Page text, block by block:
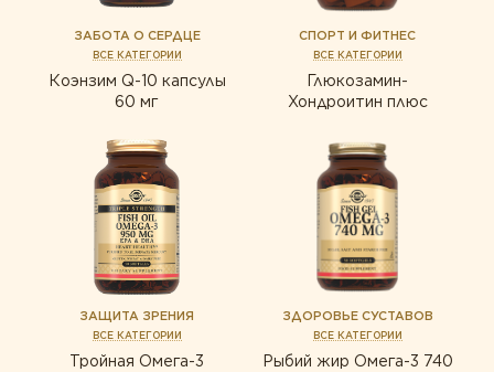
ЗАБОТА О СЕРДЦЕ
ВСЕ КАТЕГОРИИ
Коэнзим Q-10 капсулы
60 мг
СПОРТ И ФИТНЕС
ВСЕ КАТЕГОРИИ
Глюкозамин-
Хондроитин плюс
ЗАЩИТА ЗРЕНИЯ
ВСЕ КАТЕГОРИИ
Тройная Омега-3
ЗДОРОВЬЕ СУСТАВОВ
ВСЕ КАТЕГОРИИ
Рыбий жир Омега-3 740